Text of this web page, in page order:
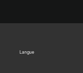
Langue